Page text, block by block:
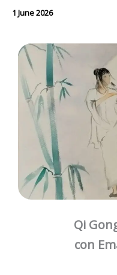
1 June 2026
Qi
con